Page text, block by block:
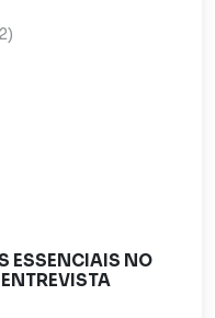
ESSENCIAIS NO